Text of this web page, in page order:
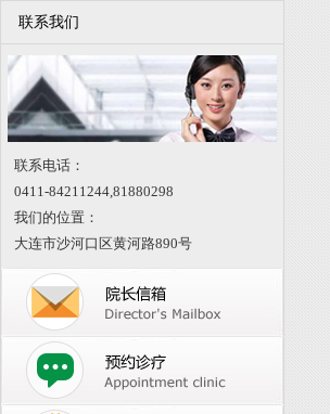
联系我们
联系电话：
0411-84211244,81880298
我们的位置：
大连市沙河口区黄河路890号